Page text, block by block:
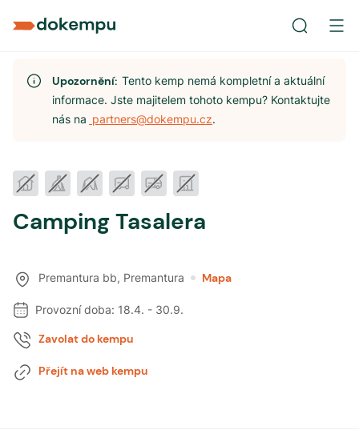
Upozornění:Tento kemp nemá kompletní a aktuální
informace. Jste majitelem tohoto kempu? Kontaktujte
nás na partners@dokempu.cz.
Camping Tasalera
Premantura bb, Premantura Mapa
Provozní doba: 18.4. - 30.9.
Zavolat do kempu
Přejít na web kempu